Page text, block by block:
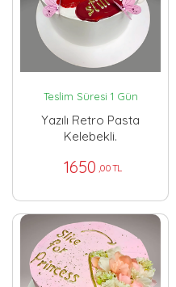
Teslim Süresi 1 Gün
Yazılı Retro Pasta
Kelebekli.
1650 ,00 TL